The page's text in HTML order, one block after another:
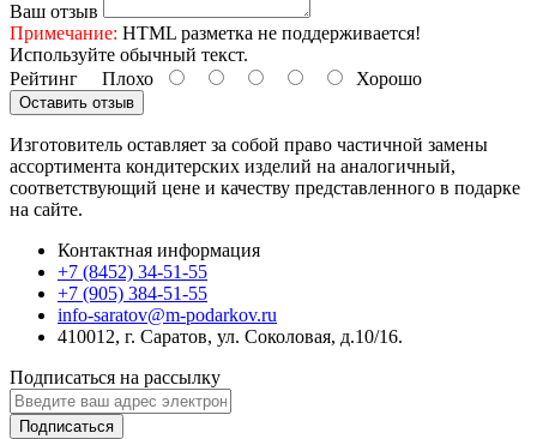
Ваш отзыв
Примечание: HTML разметка не поддерживается!
Используйте обычный текст.
Рейтинг Плохо Хорошо
Оставить отзыв
Изготовитель оставляет за собой право частичной замены
ассортимента кондитерских изделий на аналогичный,
соответствующий цене и качеству представленного в подарке
на сайте.
Контактная информация
+7 (8452) 34-51-55
+7 (905) 384-51-55
info-saratov@m-podarkov.ru
410012, г. Саратов, ул. Соколовая, д.10/16.
Подписаться на рассылку
Подписаться